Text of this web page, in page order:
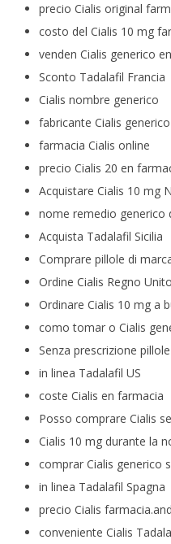
precio Cialis original
costo del Cialis 10 mg
venden Cialis generico
Sconto Tadalafil Francia
Cialis nombre generico
fabricante Cialis generico
farmacia Cialis online
precio Cialis 20 en
Acquistare Cialis 10 mg
nome remedio generico
Acquista Tadalafil Sicilia
Comprare pillole di
Ordine Cialis Regno Unito
Ordinare Cialis 10 mg a
como tomar o Cialis
Senza prescrizione
in linea Tadalafil US
coste Cialis en farmacia
Posso comprare Cialis
Cialis 10 mg durante la
comprar Cialis generico
in linea Tadalafil Spagna
precio Cialis
conveniente Cialis